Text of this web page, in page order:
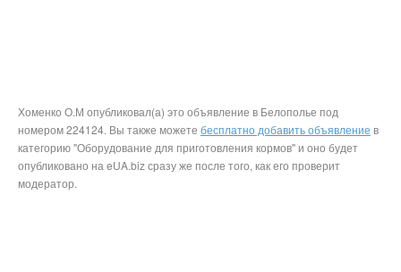
Хоменко О.М опубликовал(а) это объявление в Белополье под
номером 224124. Вы также можете бесплатно добавить объявление в
категорию "Оборудование для приготовления кормов" и оно будет
опубликовано на eUA.biz сразу же после того, как его проверит
модератор.